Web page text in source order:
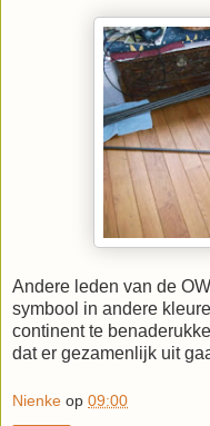
Andere leden van de
symbool in andere
continent te
dat er gezamenlijk uit
Nienke op 09:00